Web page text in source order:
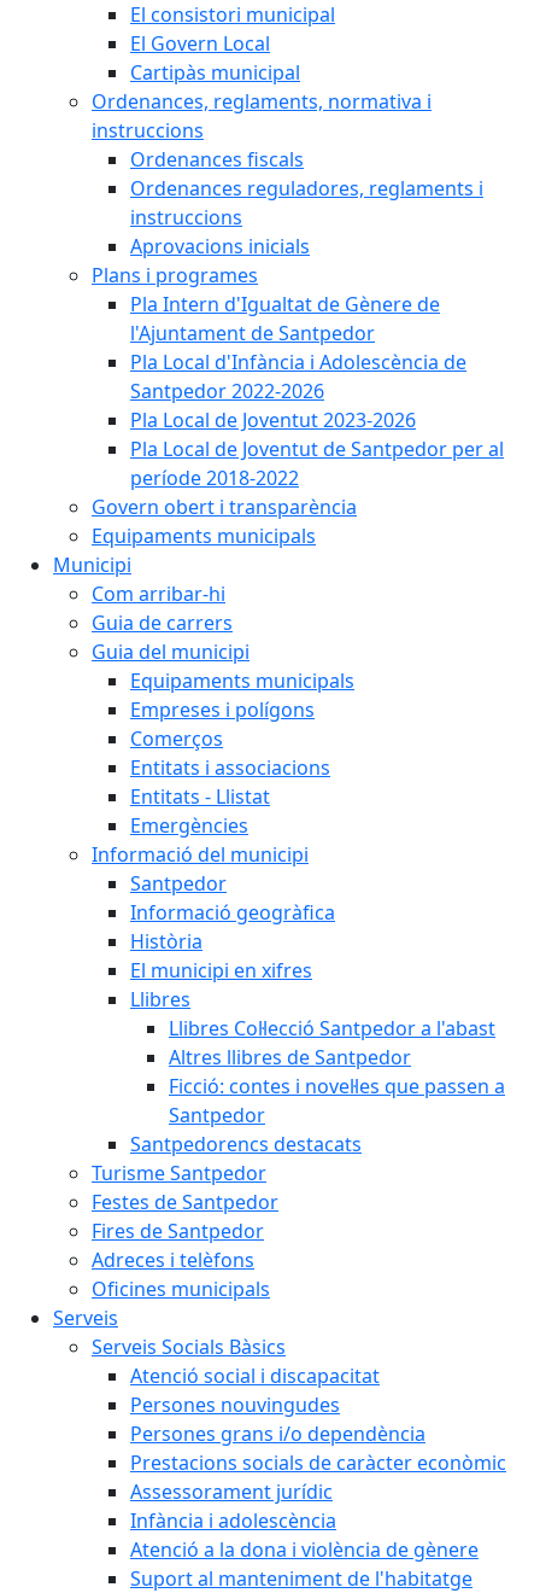
El consistori municipal
El Govern Local
Cartipàs municipal
Ordenances, reglaments, normativa i
instruccions
Ordenances fiscals
Ordenances reguladores, reglaments i
instruccions
Aprovacions inicials
Plans i programes
Pla Intern d'Igualtat de Gènere de
l'Ajuntament de Santpedor
Pla Local d'Infància i Adolescència de
Santpedor 2022-2026
Pla Local de Joventut 2023-2026
Pla Local de Joventut de Santpedor per al
període 2018-2022
Govern obert i transparència
Equipaments municipals
Municipi
Com arribar-hi
Guia de carrers
Guia del municipi
Equipaments municipals
Empreses i polígons
Comerços
Entitats i associacions
Entitats - Llistat
Emergències
Informació del municipi
Santpedor
Informació geogràfica
Història
El municipi en xifres
Llibres
Llibres Col·lecció Santpedor a l'abast
Altres llibres de Santpedor
Ficció: contes i novel·les que passen a
Santpedor
Santpedorencs destacats
Turisme Santpedor
Festes de Santpedor
Fires de Santpedor
Adreces i telèfons
Oficines municipals
Serveis
Serveis Socials Bàsics
Atenció social i discapacitat
Persones nouvingudes
Persones grans i/o dependència
Prestacions socials de caràcter econòmic
Assessorament jurídic
Infància i adolescència
Atenció a la dona i violència de gènere
Suport al manteniment de l'habitatge